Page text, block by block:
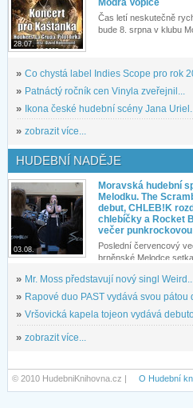
28.07.
Modrá Vopice
Čas letí neskutečně
bude 8. srpna v klubu
» Co chystá label Indies Scope pro rok
» Patnáctý ročník cen Vinyla zveřejnil...
»
Ikona české hudební scény Jana
» zobrazit více...
HUDEBNÍ NADĚJE
03.08.
Moravská hudební
Melodku. The
debut, CHLEB!K
chlebíčky a Rocket
večer
Poslední červencový
brněnské Melodce
» Mr. Moss představují nový singl
» Rapové duo PAST vydává svou pátou
» Vršovická kapela tojeon vydává
» zobrazit více...
© 2010 HudebniKnihovna.cz | O Hudební